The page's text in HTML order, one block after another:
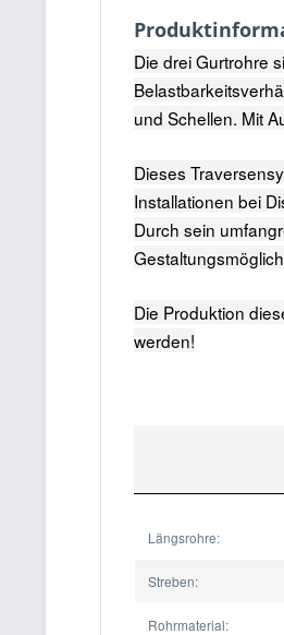
Die drei Gurtrohre
und Schellen. Mit
Dieses
Installationen bei
Durch sein
Die Produktion
werden!
Längsrohre:
Streben:
Rohrmaterial: